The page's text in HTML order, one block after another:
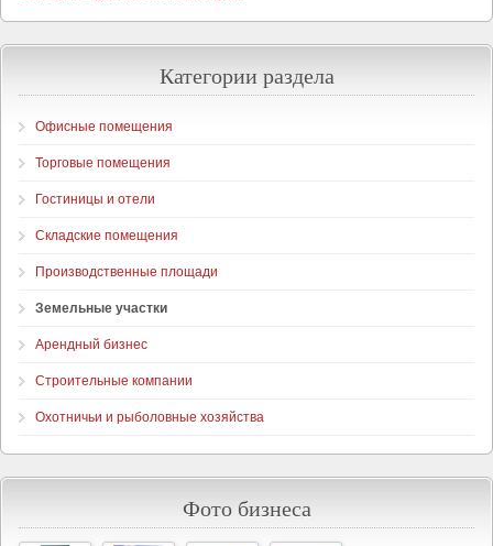
Категории раздела
Офисные помещения
Торговые помещения
Гостиницы и отели
Складские помещения
Производственные площади
Земельные участки
Арендный бизнес
Строительные компании
Охотничьи и рыболовные хозяйства
Фото бизнеса